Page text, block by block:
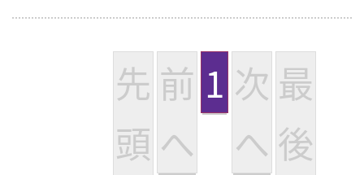
先
頭
前
へ
1 次
へ
最
後